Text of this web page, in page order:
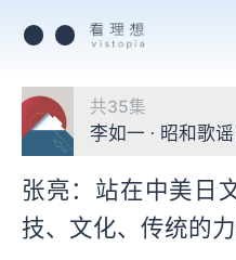
共35集
李如一 · 昭和歌
张亮：站在中美日
技、文化、传统的